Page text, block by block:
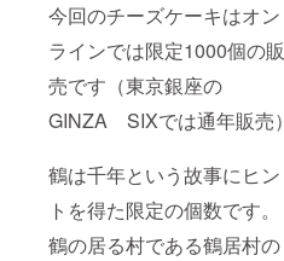
今回のチーズケーキはオン
ラインでは限定1000個の販
売です（東京銀座の
GINZA SIXでは通年販売）
鶴は千年という故事にヒン
トを得た限定の個数です。
鶴の居る村である鶴居村の